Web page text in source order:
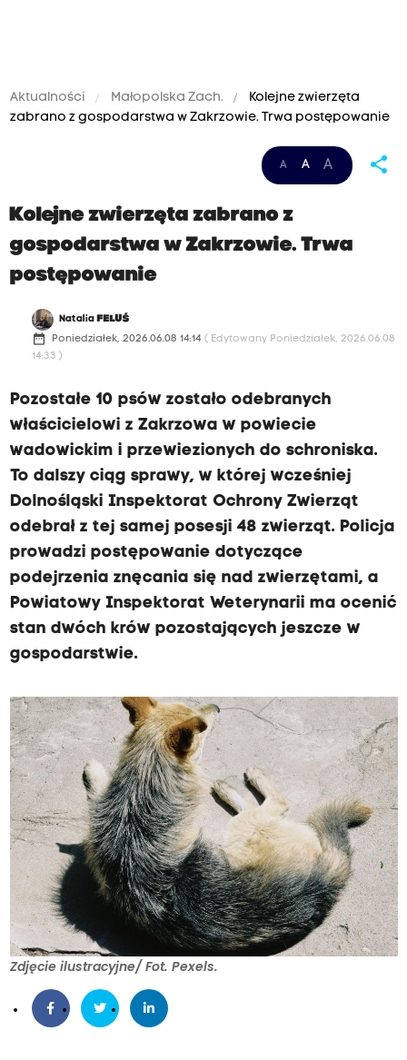
Aktualności Małopolska Zach.
Kolejne zwierzęta
zabrano z gospodarstwa w Zakrzowie. Trwa postępowanie
A A A share
Kolejne zwierzęta zabrano z
gospodarstwa w Zakrzowie. Trwa
postępowanie
Natalia FELUŚ
date_range Poniedziałek, 2026.06.08 14:14 ( Edytowany Poniedziałek, 2026.06.08
14:33 )
Pozostałe 10 psów zostało odebranych
właścicielowi z Zakrzowa w powiecie
wadowickim i przewiezionych do schroniska.
To dalszy ciąg sprawy, w której wcześniej
Dolnośląski Inspektorat Ochrony Zwierząt
odebrał z tej samej posesji 48 zwierząt. Policja
prowadzi postępowanie dotyczące
podejrzenia znęcania się nad zwierzętami, a
Powiatowy Inspektorat Weterynarii ma ocenić
stan dwóch krów pozostających jeszcze w
gospodarstwie.
Zdjęcie ilustracyjne/ Fot. Pexels.